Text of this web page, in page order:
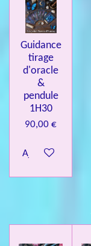
Guidance
tirage
d'oracle
&
pendule
1H30
90,00 €
Ajouter au panier